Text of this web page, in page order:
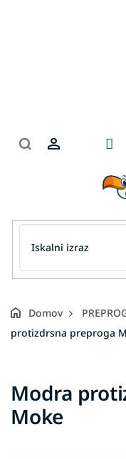
Domov
protizdrsna preproga
Modra
Moke